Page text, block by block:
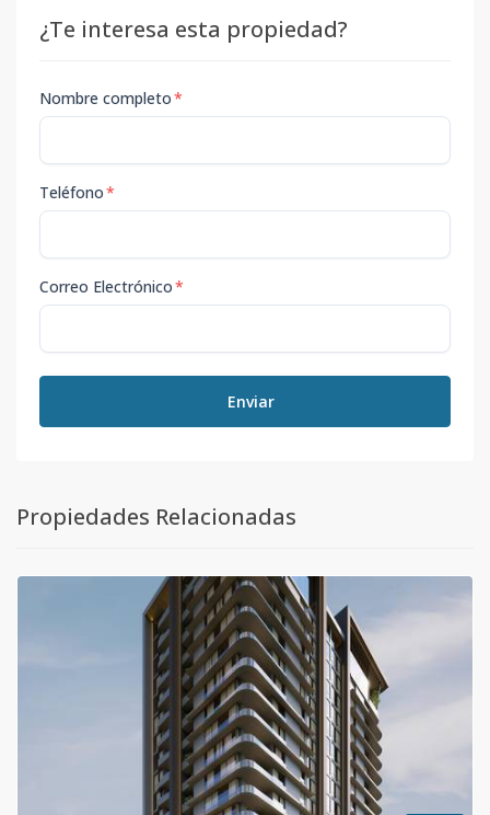
¿Te interesa esta propiedad?
Nombre completo*
Teléfono*
Correo Electrónico*
Enviar
Propiedades Relacionadas